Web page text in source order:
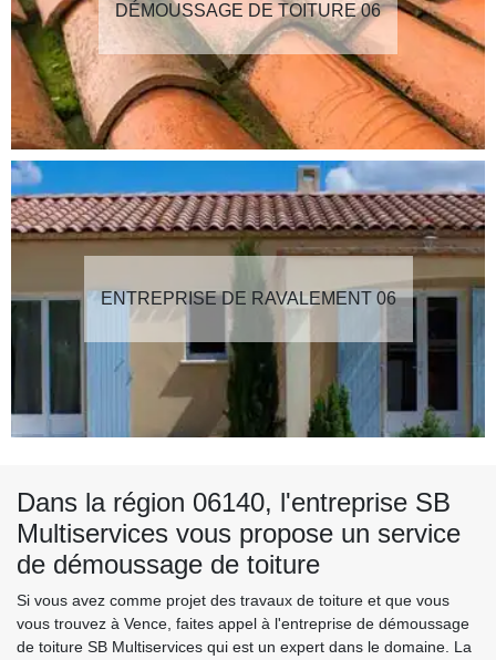
DÉMOUSSAGE DE TOITURE 06
ENTREPRISE DE RAVALEMENT 06
Dans la région 06140, l'entreprise SB
Multiservices vous propose un service
de démoussage de toiture
Si vous avez comme projet des travaux de toiture et que vous
vous trouvez à Vence, faites appel à l'entreprise de démoussage
de toiture SB Multiservices qui est un expert dans le domaine. La